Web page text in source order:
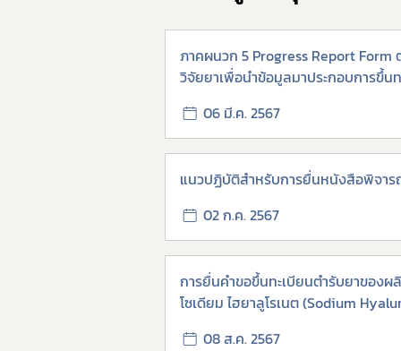
ภาคผนวก 5 Progress Report Form
วิจัยยาเพื่อนำข้อมูลมาประกอบการขึ้น
06 มี.ค. 2567
แนวปฏิบัติสำหรับการยื่นหนังสือพิจาร
02 ก.ค. 2567
การยื่นคำขอขึ้นทะเบียนตำรับยาของ
โซเดียม ไฮยาลูโรเนต (Sodium
08 ส.ค. 2567